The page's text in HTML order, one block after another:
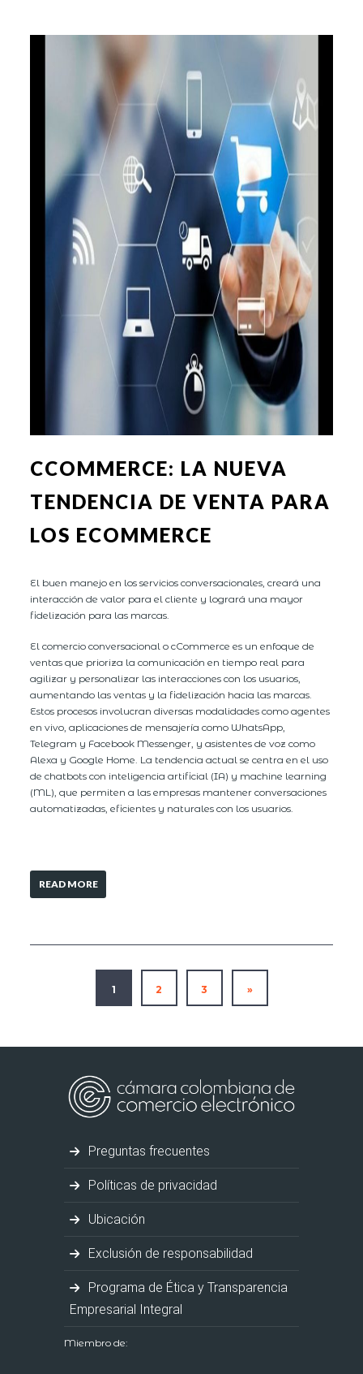
CCOMMERCE: LA NUEVA
TENDENCIA DE VENTA PARA
LOS ECOMMERCE
El buen manejo en los servicios conversacionales, creará una
interacción de valor para el cliente y logrará una mayor
fidelización para las marcas.
El comercio conversacional o cCommerce es un enfoque de
ventas que prioriza la comunicación en tiempo real para
agilizar y personalizar las interacciones con los usuarios,
aumentando las ventas y la fidelización hacia las marcas.
Estos procesos involucran diversas modalidades como agentes
en vivo, aplicaciones de mensajería como WhatsApp,
Telegram y Facebook Messenger, y asistentes de voz como
Alexa y Google Home. La tendencia actual se centra en el uso
de chatbots con inteligencia artificial (IA) y machine learning
(ML), que permiten a las empresas mantener conversaciones
automatizadas, eficientes y naturales con los usuarios.
READ MORE
1 2 3 »
Preguntas frecuentes
Políticas de privacidad
Ubicación
Exclusión de responsabilidad
Programa de Ética y Transparencia
Empresarial Integral
Miembro de: